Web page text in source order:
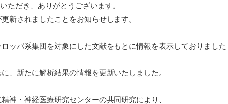
ただき、ありがとうございます。
新されましたことをお知らせします。
ッパ系集団を対象にした文献をもとに情報を表示しておりました
、新たに解析結果の情報を更新いたしました。
神・神経医療研究センターの共同研究により、